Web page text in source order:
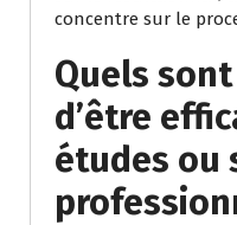
concentre sur le
Quels
d’être
études ou